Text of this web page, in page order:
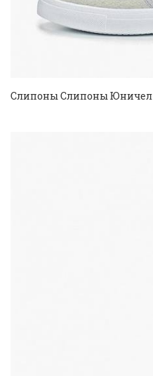
Слипоны Слипоны Юничел